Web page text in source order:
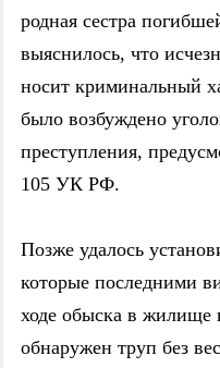
родная сестра
выяснилось, что
носит криминальный
было возбуждено
преступления,
105 УК РФ.
Позже удалось
которые последними
ходе обыска в жилище
обнаружен труп без